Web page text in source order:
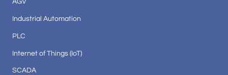
Industrial Automation
PLC
Internet of Things (IoT)
SCADA